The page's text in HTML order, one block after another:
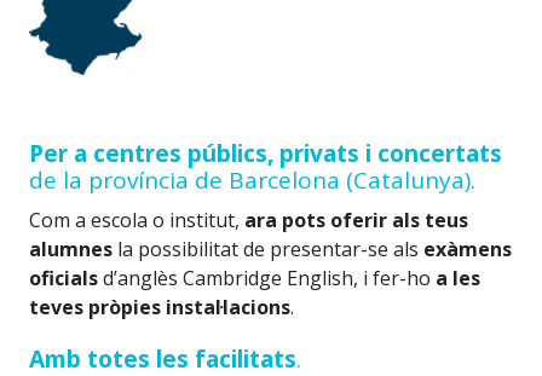
Per a centres públics, privats i concertats
de la província de Barcelona (Catalunya).
Com a escola o institut, ara pots oferir als teus
alumnes la possibilitat de presentar-se als exàmens
oficialsd’anglès Cambridge English, i fer-ho a les
teves pròpies instal·lacions.
Amb totes les facilitats.